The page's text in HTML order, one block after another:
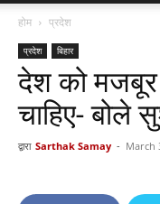
होम प्रदेश
प्रदेश बिहार
देश को
चाहिए- बोले
द्वारा Sarthak Samay - March